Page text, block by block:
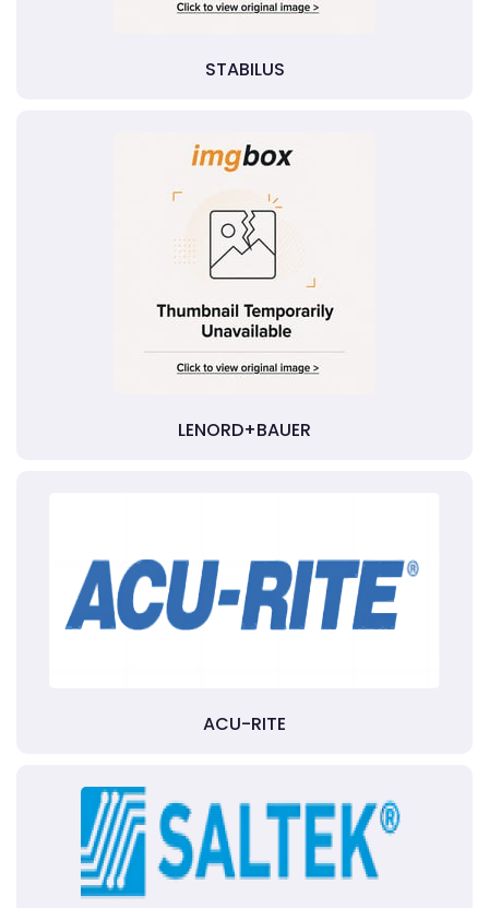
STABILUS
LENORD+BAUER
ACU-RITE